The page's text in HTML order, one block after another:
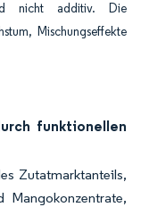
nicht additiv. Die
Mischungseffekte
funktionellen
Zutatmarktanteils,
Mangokonzentrate,